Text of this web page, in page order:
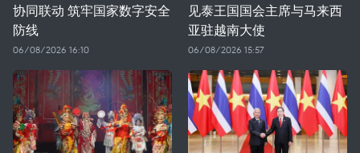
协同联动 筑牢国家数字安全
防线
06/08/2026 16:10
见泰王国国会主席与马来西
亚驻越南大使
06/08/2026 15:57